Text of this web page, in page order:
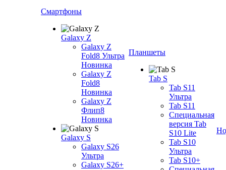
Смартфоны
Galaxy Z
Galaxy Z
Fold8 Ультра
Новинка
Galaxy Z
Fold8
Новинка
Galaxy Z
Флип8
Новинка
Galaxy S
Galaxy S26
Ультра
Galaxy S26+
Планшеты
Tab S
Tab S11
Ультра
Tab S11
Специальная
версия Tab
S10 Lite
Tab S10
Ультра
Tab S10+